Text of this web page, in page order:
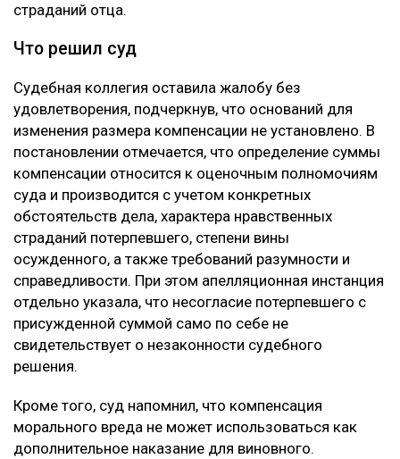
страданий отца.
Что решил суд
Судебная коллегия оставила жалобу без
удовлетворения, подчеркнув, что оснований для
изменения размера компенсации не установлено. В
постановлении отмечается, что определение суммы
компенсации относится к оценочным полномочиям
суда и производится с учетом конкретных
обстоятельств дела, характера нравственных
страданий потерпевшего, степени вины
осужденного, а также требований разумности и
справедливости. При этом апелляционная инстанция
отдельно указала, что несогласие потерпевшего с
присужденной суммой само по себе не
свидетельствует о незаконности судебного
решения.
Кроме того, суд напомнил, что компенсация
морального вреда не может использоваться как
дополнительное наказание для виновного.